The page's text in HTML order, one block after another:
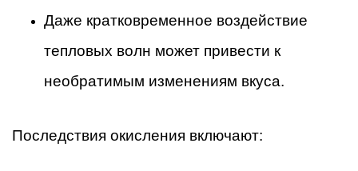
Даже кратковременное воздействие
тепловых волн может привести к
необратимым изменениям вкуса.
Последствия окисления включают: